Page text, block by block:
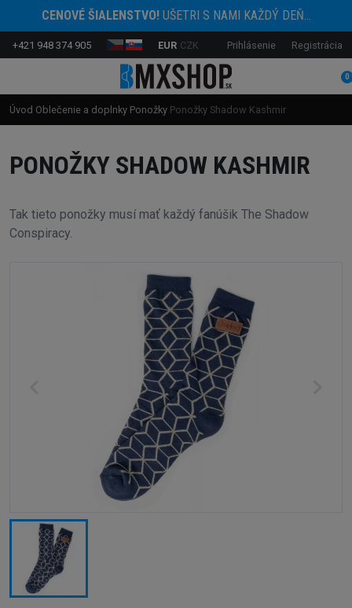
CENOVÉ ŠIALENSTVO!UŠETRI S NAMI KAŽDÝ DEŇ...
+421 948 374 905 EUR CZK Prihlásenie Registrácia
0
Úvod Oblečenie a doplnky Ponožky Ponožky Shadow Kashmir
PONOŽKY SHADOW KASHMIR
Tak tieto ponožky musí mať každý fanúšik The Shadow
Conspiracy.